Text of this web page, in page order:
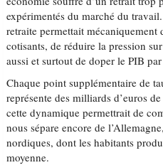
expérimentés du marché du
retraite permettait mécaniquement
cotisants, de réduire la pression
aussi et surtout de doper le PIB
Chaque point supplémentaire de
représente des milliards d’euros
cette dynamique permettrait de
nous sépare encore de
nordiques, dont les habitants
moyenne.